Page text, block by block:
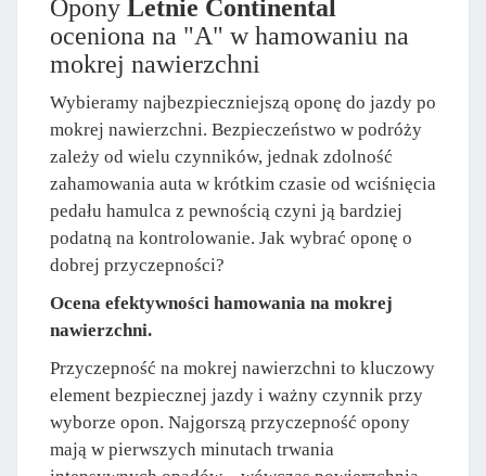
Opony Letnie Continental
oceniona na "A" w hamowaniu na
mokrej nawierzchni
Wybieramy najbezpieczniejszą oponę do jazdy po
mokrej nawierzchni. Bezpieczeństwo w podróży
zależy od wielu czynników, jednak zdolność
zahamowania auta w krótkim czasie od wciśnięcia
pedału hamulca z pewnością czyni ją bardziej
podatną na kontrolowanie. Jak wybrać oponę o
dobrej przyczepności?
Ocena efektywności hamowania na mokrej
nawierzchni.
Przyczepność na mokrej nawierzchni to kluczowy
element bezpiecznej jazdy i ważny czynnik przy
wyborze opon. Najgorszą przyczepność opony
mają w pierwszych minutach trwania